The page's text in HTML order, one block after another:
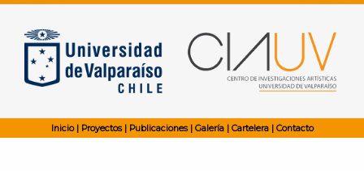
Inicio| Proyectos| Publicaciones| Galería| Cartelera| Contacto